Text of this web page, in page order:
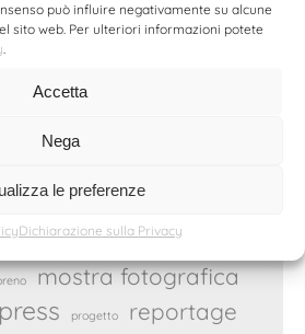
può influire negativamente su alcune
sito web. Per ulteriori informazioni potete
.
Accetta
Nega
le preferenze
Dichiarazione sulla Privacy
Cruciani
Marrakech moda
mostra fotografica
press progetto reportage